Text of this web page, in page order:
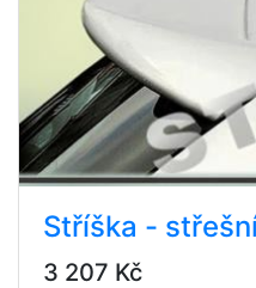
Stříška -
3 207 Kč